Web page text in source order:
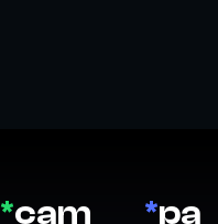
*cam *pa